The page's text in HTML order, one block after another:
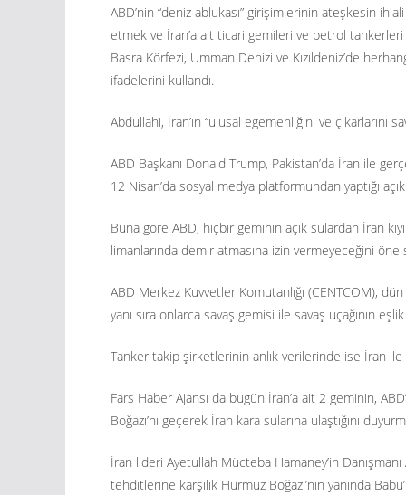
ABD’nin “deniz ablukası” girişimlerinin ateşkesin
etmek ve İran’a ait ticari gemileri ve petrol tankerleri
Basra Körfezi, Umman Denizi ve Kızıldeniz’de
ifadelerini kullandı.
Abdullahi, İran’ın “ulusal egemenliğini ve
ABD Başkanı Donald Trump, Pakistan’da İran ile
12 Nisan’da sosyal medya platformundan yaptığı
Buna göre ABD, hiçbir geminin açık sulardan İran
limanlarında demir atmasına izin vermeyeceğini
ABD Merkez Kuvvetler Komutanlığı (CENTCOM),
yanı sıra onlarca savaş gemisi ile savaş uçağının
Tanker takip şirketlerinin anlık verilerinde ise İran ile
Fars Haber Ajansı da bugün İran’a ait 2 geminin,
Boğazı’nı geçerek İran kara sularına ulaştığını
İran lideri Ayetullah Mücteba Hamaney’in Danışmanı
tehditlerine karşılık Hürmüz Boğazı’nın yanında